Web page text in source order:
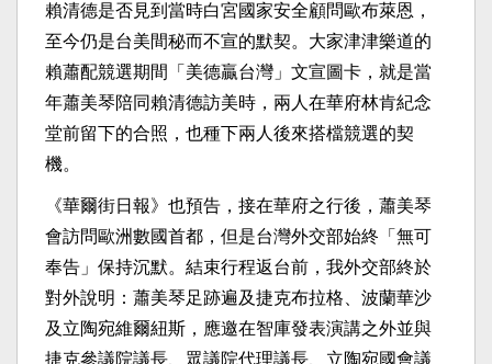
賴清德是否見到當時白宮國家安全顧問歐布萊恩，
至今仍是台美間秘而不宣的默契。大家津津樂道的
賴蕭配競選期間「美德贏台灣」文宣圖卡，就是當
年蕭美琴陪同賴清德訪美時，兩人在華府林肯紀念
堂前留下的合照，也種下兩人後來搭檔競選的契
機。
《華爾街日報》也預告，接在華府之行後，蕭美琴
會訪問歐洲數國首都，但是台灣外交部始終「無可
奉告」保持沉默。結束行程返台前，我外交部終於
對外說明：蕭美琴足跡遍及捷克布拉格、波蘭華沙
及立陶宛維爾紐斯，應邀在智庫發表演講之外並與
捷克參議院議長、眾議院代理議長、立陶宛國會議